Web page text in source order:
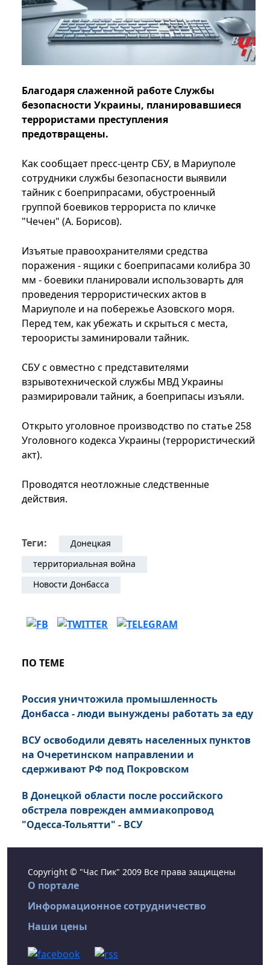
Благодаря слаженной работе Службы
безопасности Украины, планировавшиеся
террористами преступления
предотвращены.
Как сообщает пресс-центр СБУ, в Мариуполе
сотрудники службы безопасности выявили
тайник с боеприпрасами, обустроенный
группой боевиков террориста по кличке
"Чечен" (А. Борисов).
Изъятые правоохранителями средства
поражения - ящики с боеприпасами колибра 30
мм - боевики планировали использоварть для
проведения террористических актов в
Мариуполе и на побережье Азовского моря.
Перед тем, как убежать и скрыться с места,
тероористы заминировали тайник.
СБУ с овместно с представителями
взрывотехнической службы МВД Украины
размирировали тайник, а боеприпасы изъяли.
Открыто уголовное производство по статье 258
Уголовного кодекса Украины (террористический
акт).
Проводятся неотложные следственные
действия.
Теги:
Донецкая
территориальная война
Новости Донбасса
ПО ТЕМЕ
Россия уничтожила промышленность
Донбасса - люди вынуждены работать за еду
ВСУ освободили девять населенных пунктов
на Очеретинском направлении и
сдерживают РФ под Покровском
В Донецкой области после российского
обстрела поврежден аммиакопровод
"Одесса-Тольятти" - ВСУ
Copyright © "Час Пик" 2009 Все права защищены
О портале
Информационное сотрудничество
Наши цены